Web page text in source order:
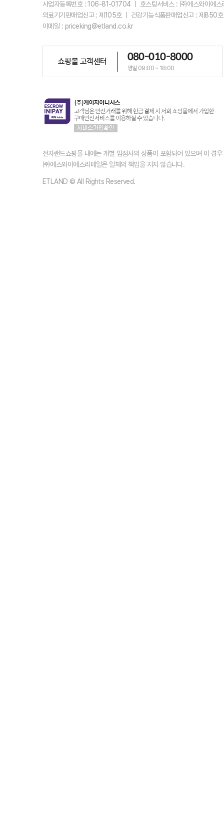
사업자등록번호 : 106-81-01704 ㅣ 호스팅서비스 : ㈜에스와이에
의료기기판매업신고 : 제105호 ㅣ 건강기능식품판매업신고 : 제850
이메일 : priceking@etland.co.kr
쇼핑몰 고객센터 080-010-8000
평일 09:00 ~ 18:00
전자랜드쇼핑몰 내에는 개별 입점사의 상품이 포함되어 있으며 이 경
㈜에스와이에스리테일은 일체의 책임을 지지 않습니다.
ETLAND © All Rights Reserved.